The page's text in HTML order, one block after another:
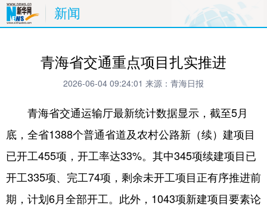
新闻
青海省交通重点项目扎实推进
2026-06-04 09:24:01 来源：青海日报
青海省交通运输厅最新统计数据显示，截至5月
底，全省1388个普通省道及农村公路新（续）建项目
已开工455项，开工率达33%。其中345项续建项目已
开工335项、完工74项，剩余未开工项目正有序推进前
期，计划6月全部开工。此外，1043项新建项目要素论